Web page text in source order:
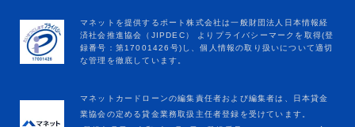
マネットカードローンの編集責任者および編集者は、日本貸金
業協会の定める貸金業務取扱主任者登録を受けています。